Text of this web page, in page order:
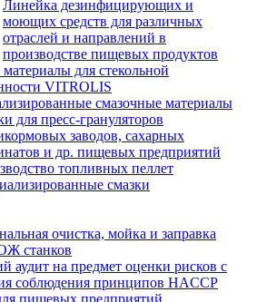
Линейка дезинфицирующих и
моющих средств для различных
отраслей и направлений в
производстве пищевых продуктов
для стекольной
VITROLIS
смазочные материалы
для пресс-грануляторов
заводов, сахарных
и др. пищевых предприятий
топливных пеллет
смазки
очистка, мойка и заправка
станков
аудит на предмет оценки рисков с
соблюдения принципов HACCP
пищевых предприятий